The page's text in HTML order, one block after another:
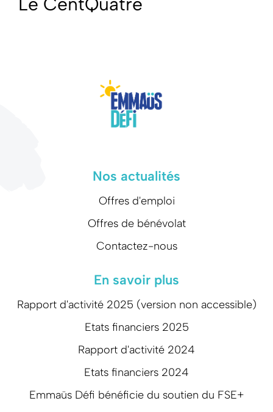
Nos actualités
Offres d'emploi
Offres de bénévolat
Contactez-nous
En savoir plus
Rapport d'activité 2025 (version non accessible)
Etats financiers 2025
Rapport d'activité 2024
Etats financiers 2024
Emmaüs Défi bénéficie du soutien du FSE+